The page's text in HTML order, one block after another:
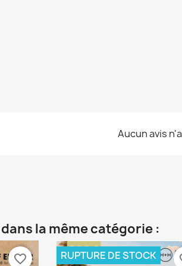
Aucun avis
la même catégorie :
favorite_border RUPTURE DE STOCK